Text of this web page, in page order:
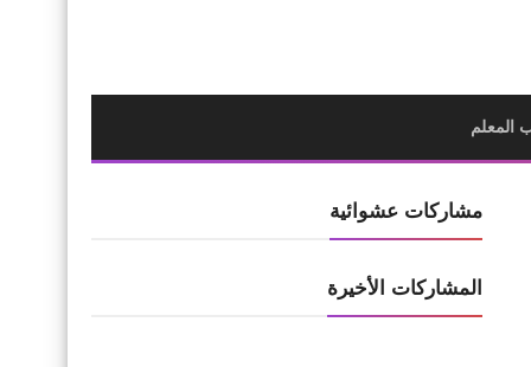
المعلم
مشاركات عشوائية
المشاركات الأخيرة